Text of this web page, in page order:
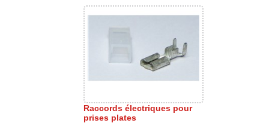
Raccords électriques pour
prises plates